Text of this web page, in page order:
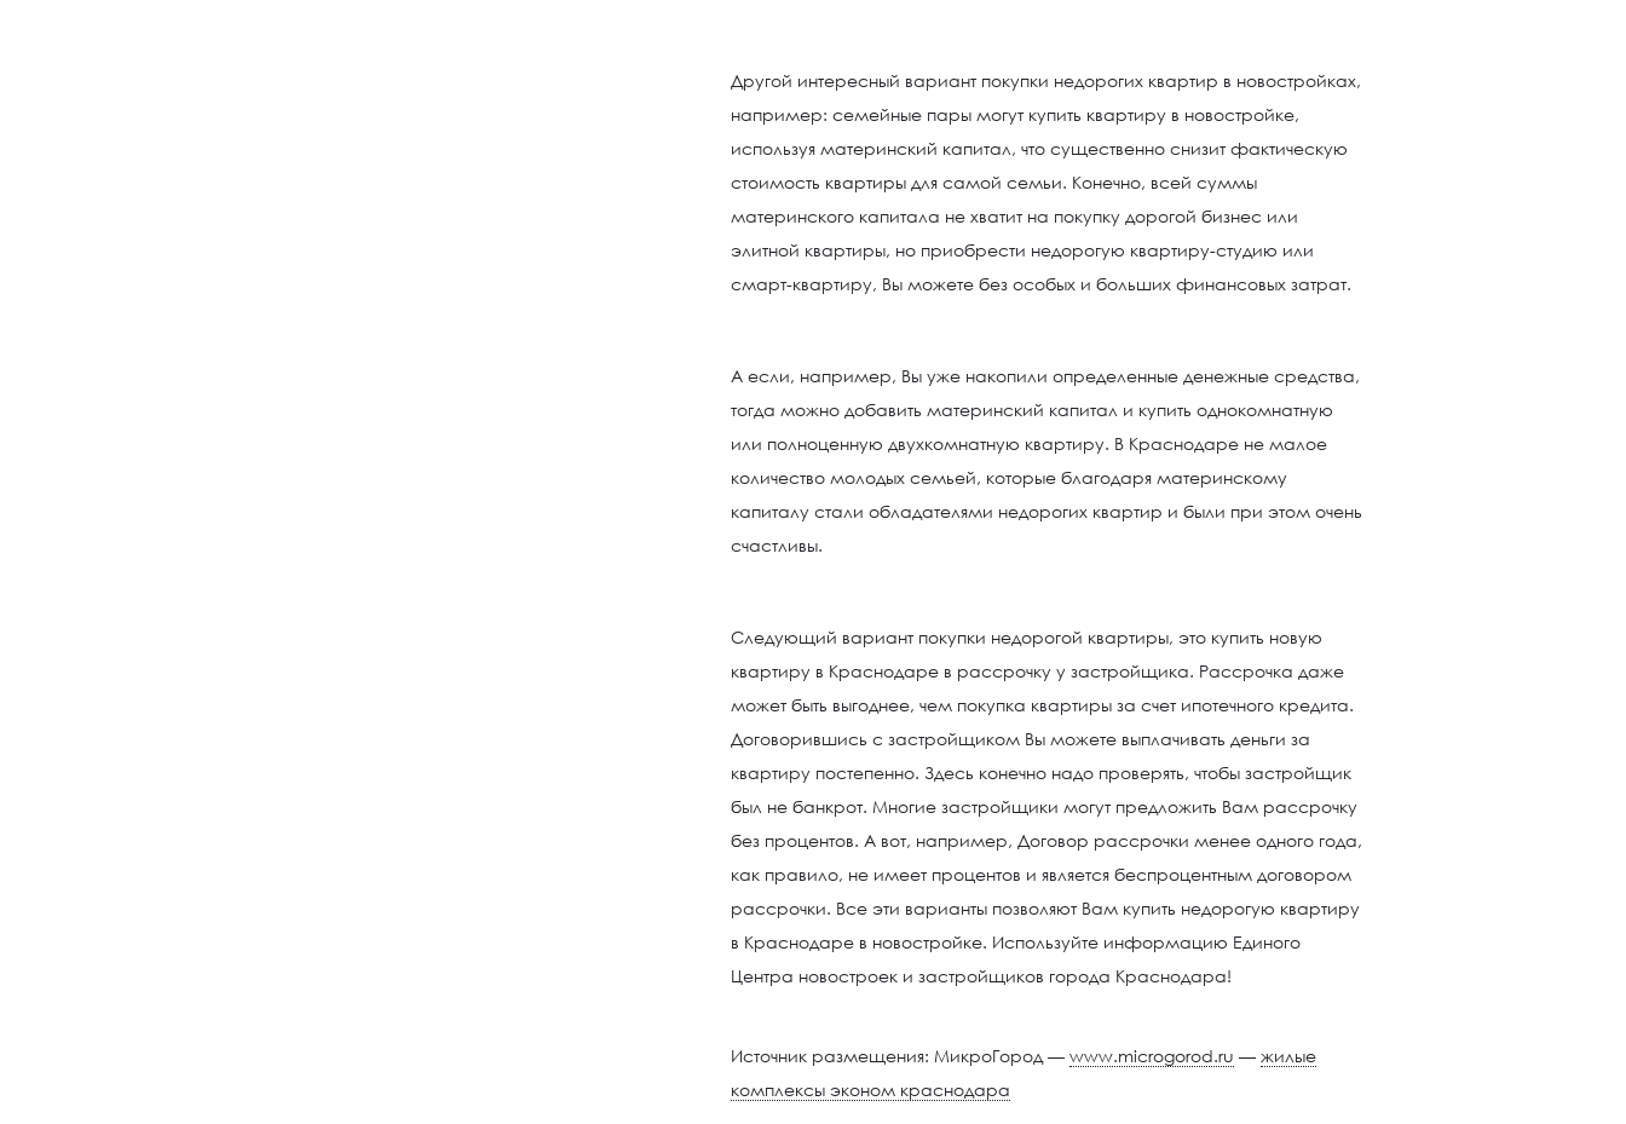
Другой интересный вариант покупки недорогих квартир в новостройках,
например: семейные пары могут купить квартиру в новостройке,
используя материнский капитал, что существенно снизит фактическую
стоимость квартиры для самой семьи. Конечно, всей суммы
материнского капитала не хватит на покупку дорогой бизнес или
элитной квартиры, но приобрести недорогую квартиру-студию или
смарт-квартиру, Вы можете без особых и больших финансовых затрат.
А если, например, Вы уже накопили определенные денежные средства,
тогда можно добавить материнский капитал и купить однокомнатную
или полноценную двухкомнатную квартиру. В Краснодаре не малое
количество молодых семьей, которые благодаря материнскому
капиталу стали обладателями недорогих квартир и были при этом очень
счастливы.
Следующий вариант покупки недорогой квартиры, это купить новую
квартиру в Краснодаре в рассрочку у застройщика. Рассрочка даже
может быть выгоднее, чем покупка квартиры за счет ипотечного кредита.
Договорившись с застройщиком Вы можете выплачивать деньги за
квартиру постепенно. Здесь конечно надо проверять, чтобы застройщик
был не банкрот. Многие застройщики могут предложить Вам рассрочку
без процентов. А вот, например, Договор рассрочки менее одного года,
как правило, не имеет процентов и является беспроцентным договором
рассрочки. Все эти варианты позволяют Вам купить недорогую квартиру
в Краснодаре в новостройке. Используйте информацию Единого
Центра новостроек и застройщиков города Краснодара!
Источник размещения: МикроГород —www.microgorod.ru —жилые
комплексы эконом краснодара